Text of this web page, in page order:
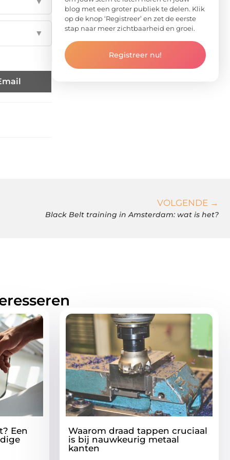
▼
blog met een groter publiek te delen. Klik
op de knop ‘Registreer’ en zet de eerste
stap naar meer zichtbaarheid en groei.
Registreer nu!
VOLGENDE →
Black Belt training in Amsterdam: wat is het?
Een
Waarom draad tappen cruciaal
is bij nauwkeurig metaal
kanten